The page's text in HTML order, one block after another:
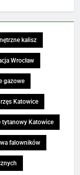
kalisz
Wrocław
gazowe
Katowice
tytanowy Katowice
falowników